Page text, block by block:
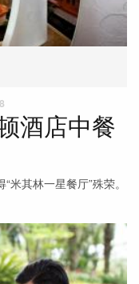
酒店中餐
米其林一星餐厅”殊荣。